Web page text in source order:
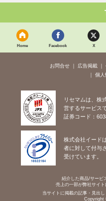
Home Facebook X
お問合せ 広告掲載
個人
リセマムは、株
営するサービスで
証券コード：
株式会社イード
者に対して付与
受けています。
紹介した商品/サービ
売上の一部が弊社サイト
当サイトに掲載の記事・見出
Copyright